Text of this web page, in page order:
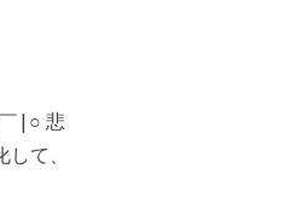
|○ 悲
て、